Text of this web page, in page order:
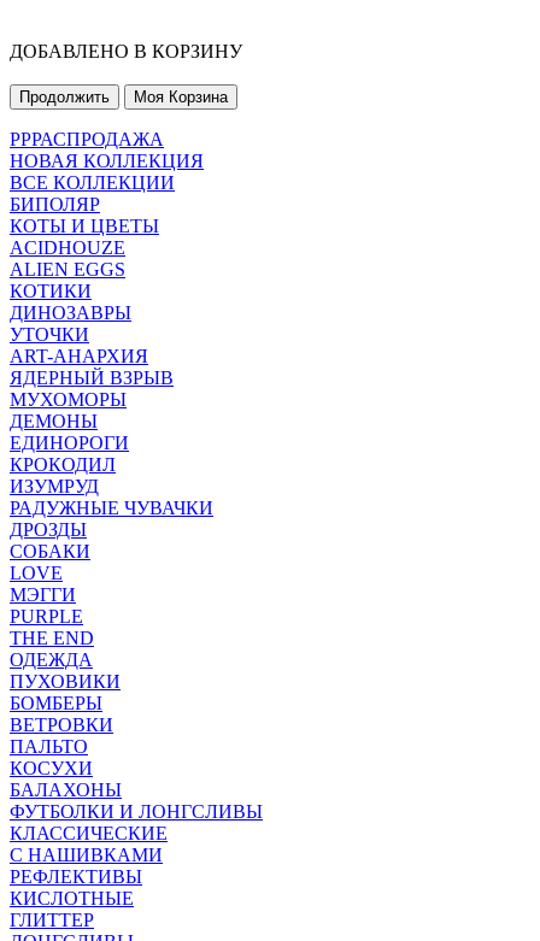
ДОБАВЛЕНО В КОРЗИНУ
Продолжить Моя Корзина
РРРАСПРОДАЖА
НОВАЯ КОЛЛЕКЦИЯ
ВСЕ КОЛЛЕКЦИИ
БИПОЛЯР
КОТЫ И ЦВЕТЫ
ACIDHOUZE
ALIEN EGGS
КОТИКИ
ДИНОЗАВРЫ
УТОЧКИ
ART-АНАРХИЯ
ЯДЕРНЫЙ ВЗРЫВ
МУХОМОРЫ
ДЕМОНЫ
ЕДИНОРОГИ
КРОКОДИЛ
ИЗУМРУД
РАДУЖНЫЕ ЧУВАЧКИ
ДРОЗДЫ
СОБАКИ
LOVE
МЭГГИ
PURPLE
THE END
ОДЕЖДА
ПУХОВИКИ
БОМБЕРЫ
ВЕТРОВКИ
ПАЛЬТО
КОСУХИ
БАЛАХОНЫ
ФУТБОЛКИ И ЛОНГСЛИВЫ
КЛАССИЧЕСКИЕ
С НАШИВКАМИ
РЕФЛЕКТИВЫ
КИСЛОТНЫЕ
ГЛИТТЕР